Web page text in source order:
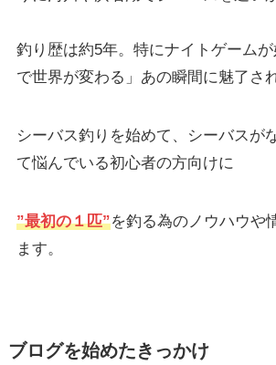
釣り歴は約5年。特にナイトゲーム
で世界が変わる」あの瞬間に魅了さ
シーバス釣りを始めて、シーバスが
て悩んでいる初心者の方向けに
”最初の１匹”を釣る為のノウハウや
ます。
ブログを始めたきっかけ